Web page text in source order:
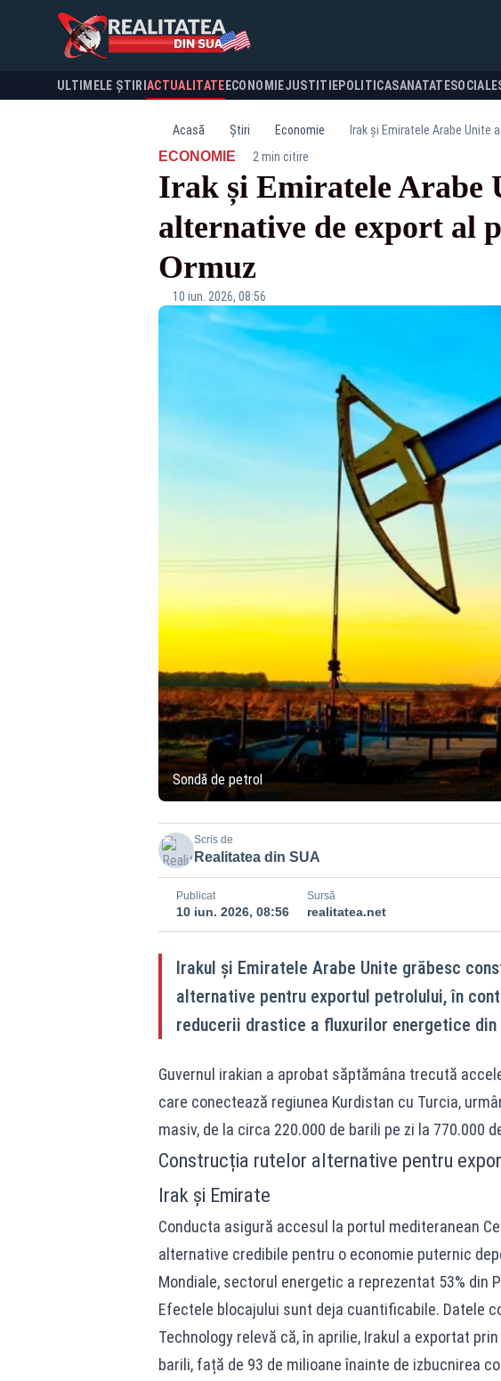
ULTIMELE ȘTIRI ACTUALITATE ECONOMIEJUSTITIEPOLITICASANATATESOCIALE
Acasă Știri Economie Irak și Emiratele Arabe
ECONOMIE· 2 min citire
Irak și Emiratele Arabe
alternative de export al
Ormuz
10 iun. 2026, 08:56
Sondă de petrol
Scris de
Realitatea din SUA
Publicat
10 iun. 2026, 08:56
Sursă
realitatea.net
Irakul și Emiratele Arabe Unite grăbesc
alternative pentru exportul petrolului, în
reducerii drastice a fluxurilor energetice din
Guvernul irakian a aprobat săptămâna trecută
care conectează regiunea Kurdistan cu Turcia,
masiv, de la circa 220.000 de barili pe zi la 770.000
Construcția rutelor alternative pentru
Irak și Emirate
Conducta asigură accesul la portul mediteranean
alternative credibile pentru o economie puternic
Mondiale, sectorul energetic a reprezentat 53% din
Efectele blocajului sunt deja cuantificabile. Datele
Technology relevă că, în aprilie, Irakul a exportat
barili, față de 93 de milioane înainte de izbucnirea